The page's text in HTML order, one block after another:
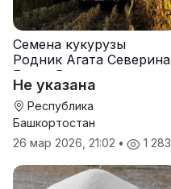
Семена кукурузы
Родник Агата Северина
Берта Вилора
Прохладненский Дарина
Росс Машук Катерина
Не указана
Республика
Башкортостан
26 мар 2026, 21:02 • 1 283